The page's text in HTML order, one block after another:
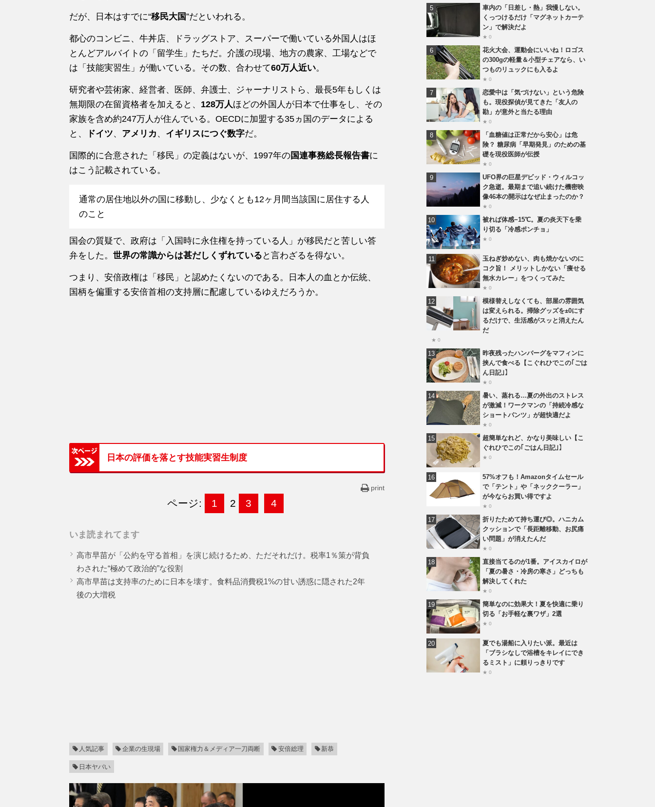
だが、日本はすでに“移民大国”だといわれる。
都心のコンビニ、牛丼店、ドラッグストア、スーパーで働いている外国人はほ
とんどアルバイトの「留学生」たちだ。介護の現場、地方の農家、工場などで
は「技能実習生」が働いている。その数、合わせて60万人近い。
研究者や芸術家、経営者、医師、弁護士、ジャーナリストら、最長5年もしくは
無期限の在留資格者を加えると、 128万人ほどの外国人が日本で仕事をし、その
家族を含め約247万人が住んでいる。OECDに加盟する35ヵ国のデータによる
と、
ドイツ、 アメリカ 、 イギリスにつぐ数字だ。
国際的に合意された「移民」の定義はないが、1997年の国連事務総長報告書に
はこう記載されている。
通常の居住地以外の国に移動し、少なくとも12ヶ月間当該国に居住する人
のこと
国会の質疑で、政府は「入国時に永住権を持っている人」が移民だと苦しい答
弁をした。 世界の常識からは甚だしくずれている と言わざるを得ない。
つまり、安倍政権は「移民」と認めたくないのである。日本人の血とか伝統、
国柄を偏重する安倍首相の支持層に配慮しているゆえだろうか。
日本の評価を落とす技能実習生制度
print
ページ: 1 2 3 4
いま読まれてます
高市早苗が「公約を守る首相」を演じ続けるため、ただそれだけ。税率1％策が背負
わされた“極めて政治的”な役割
高市早苗は支持率のために日本を壊す。食料品消費税1%の甘い誘惑に隠された2年
後の大増税
人気記事 企業の生現場 国家権力＆メディア一刀両断 安倍総理 新恭
日本ヤバい
車内の「日差し・熱」我慢しない。
くっつけるだけ「マグネットカーテ
ン」で解決だよ
★ 0
花火大会、運動会にいいね！ロゴス
の300gの軽量＆小型チェアなら、い
つものリュックにも入るよ
★ 0
恋愛中は「気づけない」という危険
も。現役探偵が見てきた「友人の
勘」が意外と当たる理由
★ 0
「血糖値は正常だから安心」は危
険？ 糖尿病「早期発見」のための基
礎を現役医師が伝授
★ 0
UFO界の巨星デビッド・ウィルコッ
ク急逝。最期まで追い続けた機密映
像46本の開示はなぜ止まったのか？
★ 0
被れば体感−15℃。夏の炎天下を乗
り切る「冷感ポンチョ」
★ 0
玉ねぎ炒めない、肉も焼かないのに
コク旨！ メリットしかない「痩せる
無水カレー」をつくってみた
★ 0
模様替えしなくても、部屋の雰囲気
は変えられる。掃除グッズを±0にす
るだけで、生活感がスッと消えたん
だ
★ 0
昨夜残ったハンバーグをマフィンに
挟んで食べる【こぐれひでこの｢ごは
ん日記｣】
★ 0
暑い、蒸れる…夏の外出のストレス
が激減！ワークマンの「持続冷感な
ショートパンツ」が超快適だよ
★ 0
超簡単なれど、かなり美味しい【こ
ぐれひでこの｢ごはん日記｣】
★ 0
57%オフも！Amazonタイムセール
で「テント」や「ネッククーラー」
が今ならお買い得ですよ
★ 0
折りたためて持ち運び◎。ハニカム
クッションで「長距離移動、お尻痛
い問題」が消えたんだ
★ 0
直接当てるのが1番。アイスカイロが
「夏の暑さ・冷房の寒さ」どっちも
解決してくれた
★ 0
簡単なのに効果大！夏を快適に乗り
切る「お手軽な裏ワザ」2選
★ 0
夏でも湯船に入りたい派。最近は
「ブラシなしで浴槽をキレイにでき
るミスト」に頼りっきりです
★ 0